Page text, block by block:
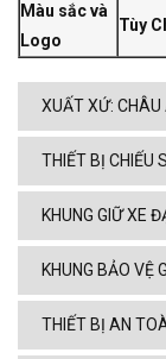
Màu sắc và
Logo
Tùy
XUẤT XỨ: CHÂU
THIẾT BỊ CHIẾU
KHUNG GIỮ XE
KHUNG BẢO VỆ
THIẾT BỊ AN